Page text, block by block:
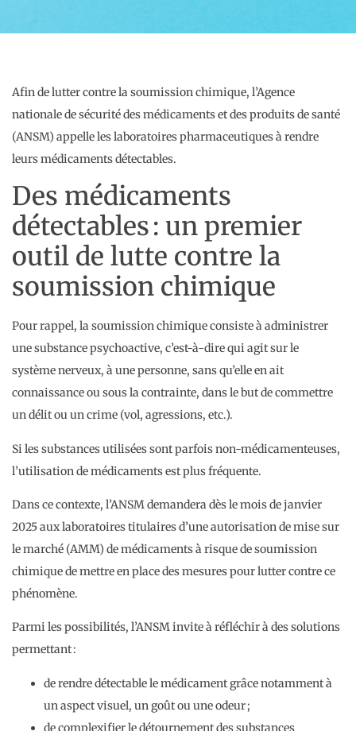
Afin de lutter contre la soumission chimique, l’Agence
nationale de sécurité des médicaments et des produits de santé
(ANSM) appelle les laboratoires pharmaceutiques à rendre
leurs médicaments détectables.
Des médicaments
détectables : un premier
outil de lutte contre la
soumission chimique
Pour rappel, la soumission chimique consiste à administrer
une substance psychoactive, c’est-à-dire qui agit sur le
système nerveux, à une personne, sans qu’elle en ait
connaissance ou sous la contrainte, dans le but de commettre
un délit ou un crime (vol, agressions, etc.).
Si les substances utilisées sont parfois non-médicamenteuses,
l’utilisation de médicaments est plus fréquente.
Dans ce contexte, l’ANSM demandera dès le mois de janvier
2025 aux laboratoires titulaires d’une autorisation de mise sur
le marché (AMM) de médicaments à risque de soumission
chimique de mettre en place des mesures pour lutter contre ce
phénomène.
Parmi les possibilités, l’ANSM invite à réfléchir à des solutions
permettant :
de rendre détectable le médicament grâce notamment à
un aspect visuel, un goût ou une odeur ;
de complexifier le détournement des substances